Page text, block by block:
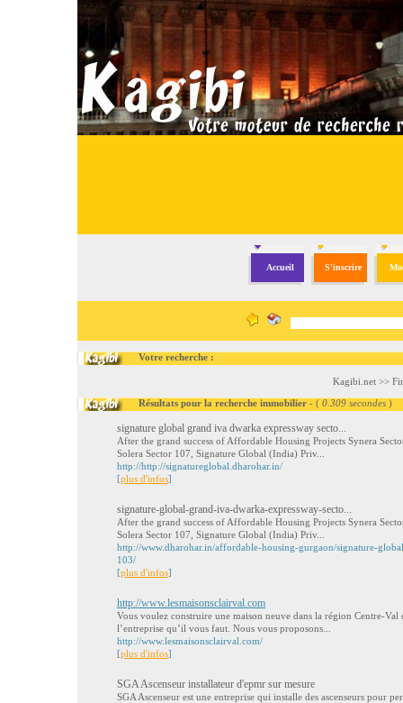
Accueil S'inscrire
Votre recherche :
Kagibi.net>>
Résultats pour la recherche immobilier - ( 0.309 secondes )
signature global grand iva dwarka expressway secto...
After the grand success of Affordable Housing Projects Synera
Solera Sector 107, Signature Global (India) Priv...
http://http://signatureglobal.dharohar.in/
[plus d'infos]
signature-global-grand-iva-dwarka-expressway-secto...
After the grand success of Affordable Housing Projects Synera
Solera Sector 107, Signature Global (India) Priv...
http://www.dharohar.in/affordable-housing-gurgaon/signature-
103/
[plus d'infos]
http://www.lesmaisonsclairval.com
Vous voulez construire une maison neuve dans la région Centre-
l’entreprise qu’il vous faut. Nous vous proposons...
http://www.lesmaisonsclairval.com/
[plus d'infos]
SGA Ascenseur installateur d'epmr sur mesure
SGA Ascenseur est une entreprise qui installe des ascenseurs pour